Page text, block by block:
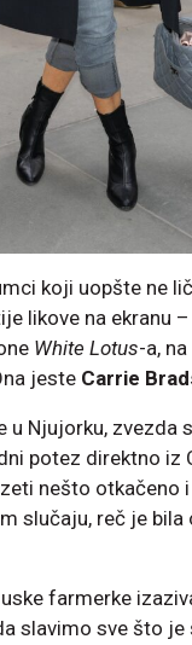
koji uopšte ne
likove na ekranu
White Lotus-a,
jeste Carrie
u Njujorku, zvezda
potez direktno iz
nešto otkačeno
slučaju, reč je bila
farmerke
slavimo sve što je